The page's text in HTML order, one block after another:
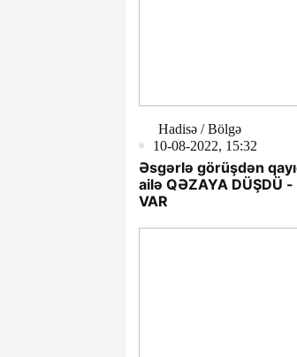
Hadisə / Bölgə
10-08-2022, 15:32
Əsgərlə görüşdən
ailə QƏZAYA DÜŞDÜ -
VAR